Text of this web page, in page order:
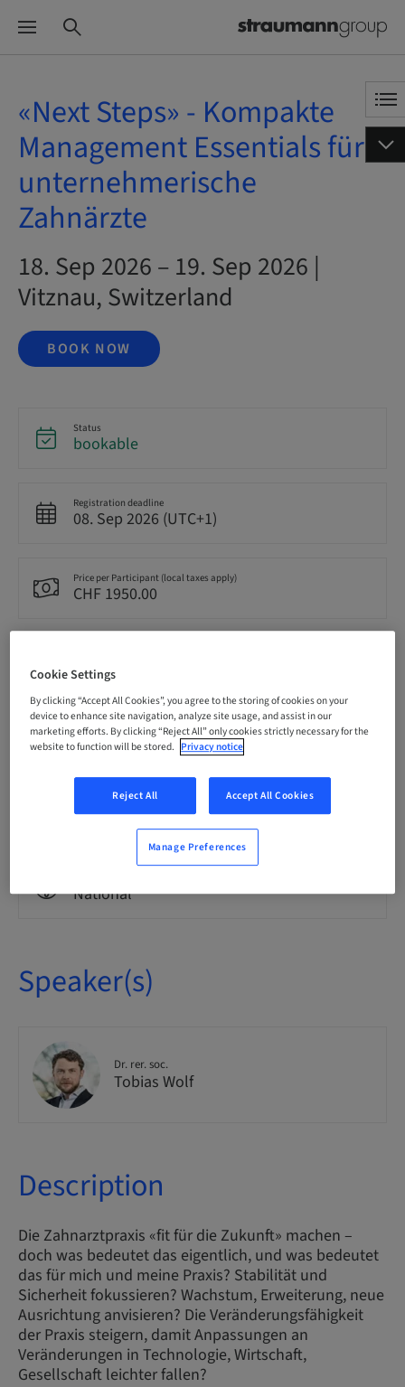
«Next Steps» - Kompakte
Management Essentials für
unternehmerische
Zahnärzte
18. Sep 2026 – 19. Sep 2026 |
Vitznau, Switzerland
BOOK NOW
Status
bookable
Registration deadline
08. Sep 2026 (UTC+1)
Price per Participant (local taxes apply)
CHF 1950.00
German
Points
12.50 Points
Delivery method
Theoretical
National
Speaker(s)
Dr. rer. soc.
Tobias Wolf
Description
Die Zahnarztpraxis «fit für die Zukunft» machen –
doch was bedeutet das eigentlich, und was bedeutet
das für mich und meine Praxis? Stabilität und
Sicherheit fokussieren? Wachstum, Erweiterung, neue
Ausrichtung anvisieren? Die Veränderungsfähigkeit
der Praxis steigern, damit Anpassungen an
Veränderungen in Technologie, Wirtschaft,
Gesellschaft leichter fallen?
Cookie Settings
By clicking “Accept All Cookies”, you agree to the storing of cookies on your
device to enhance site navigation, analyze site usage, and assist in our
marketing efforts. By clicking “Reject All” only cookies strictly necessary for the
website to function will be stored. Privacy notice
Reject All Accept All Cookies
Manage Preferences